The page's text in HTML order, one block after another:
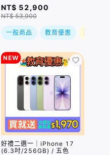
NT$ 52,900
NT$ 53,900
一般商品 教育優惠 現折
NEW
好禮二選一｜iPhone 17
(6.3吋/256GB) / 五色